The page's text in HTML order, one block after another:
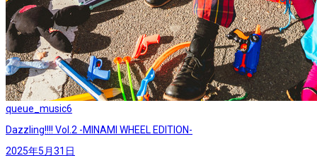
queue_music6
Dazzling!!!! Vol.2 -MINAMI WHEEL EDITION-
2025年5月31日